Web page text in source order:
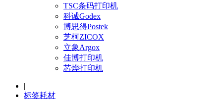
TSC条码打印机
科诚Godex
博思得Postek
芝柯ZICOX
立象Argox
佳博打印机
芯烨打印机
|
标签耗材